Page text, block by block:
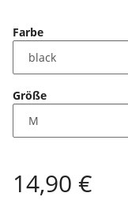
Farbe
Größe
14,90 €